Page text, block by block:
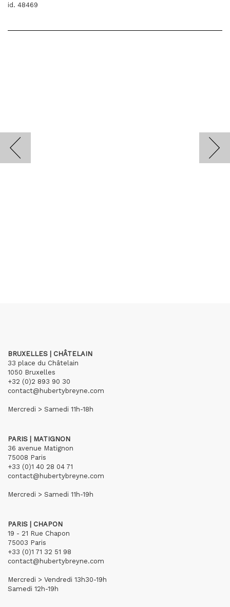
id. 48469
BRUXELLES | CHÂTELAIN
33 place du Châtelain
1050 Bruxelles
+32 (0)2 893 90 30
contact@hubertybreyne.com
Mercredi > Samedi 11h-18h
PARIS | MATIGNON
36 avenue Matignon
75008 Paris
+33 (0)1 40 28 04 71
contact@hubertybreyne.com
Mercredi > Samedi 11h-19h
PARIS | CHAPON
19 - 21 Rue Chapon
75003 Paris
+33 (0)1 71 32 51 98
contact@hubertybreyne.com
Mercredi > Vendredi 13h30-19h
Samedi 12h-19h